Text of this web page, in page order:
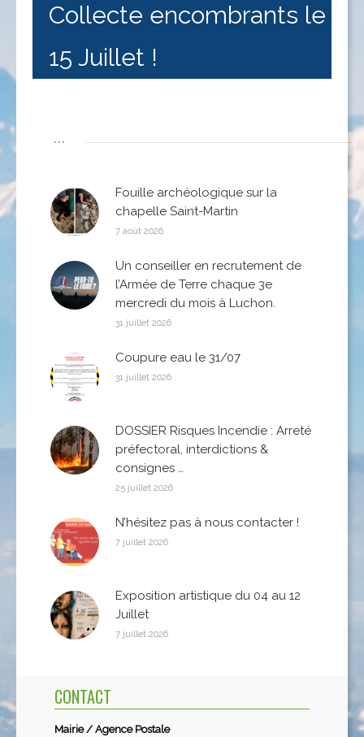
Collecte encombrants le
15 Juillet !
...
Fouille archéologique sur la
chapelle Saint-Martin
7 août 2026
Un conseiller en recrutement de
l’Armée de Terre chaque 3e
mercredi du mois à Luchon.
31 juillet 2026
Coupure eau le 31/07
31 juillet 2026
DOSSIER Risques Incendie : Arreté
préfectoral, interdictions &
consignes …
25 juillet 2026
N’hésitez pas à nous contacter !
7 juillet 2026
Exposition artistique du 04 au 12
Juillet
7 juillet 2026
CONTACT
Mairie / Agence Postale